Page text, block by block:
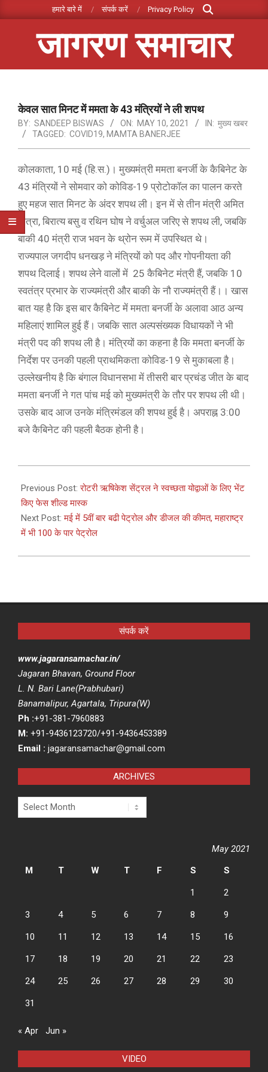
to
हमारे बारे में संपर्क करें Privacy Policy
Search
जागरण समाचार
Menuकेवल सात मिनट में ममता के 43 मंत्रियों ने ली शपथ
BY: SANDEEP BISWAS ON: MAY 10, 2021 IN: मुख्य खबर
TAGGED: COVID19, MAMTA BANERJEE
कोलकाता, 10 मई (हि.स.)। मुख्यमंत्री ममता बनर्जी के कैबिनेट के
43 मंत्रियों ने सोमवार को कोविड-19 प्रोटोकॉल का पालन करते
हुए महज सात मिनट के अंदर शपथ ली। इन में से तीन मंत्री अमित
मित्रा, बिरात्य बसु व रथिन घोष ने वर्चुअल जरिए से शपथ ली, जबकि
बाकी 40 मंत्री राज भवन के थ्रोन रूम में उपस्थित थे।
राज्यपाल जगदीप धनखड़ ने मंत्रियों को पद और गोपनीयता की
शपथ दिलाई। शपथ लेने वालों में 25 कैबिनेट मंत्री हैं, जबकि 10
स्वतंत्र प्रभार के राज्यमंत्री और बाकी के नौ राज्यमंत्री हैं।। खास
बात यह है कि इस बार कैबिनेट में ममता बनर्जी के अलावा आठ अन्य
महिलाएं शामिल हुई हैं। जबकि सात अल्पसंख्यक विधायकों ने भी
मंत्री पद की शपथ ली है। मंत्रियों का कहना है कि ममता बनर्जी के
निर्देश पर उनकी पहली प्राथमिकता कोविड-19 से मुकाबला है।
उल्लेखनीय है कि बंगाल विधानसभा में तीसरी बार प्रचंड जीत के बाद
ममता बनर्जी ने गत पांच मई को मुख्यमंत्री के तौर पर शपथ ली थी।
उसके बाद आज उनके मंत्रिमंडल की शपथ हुई है। अपराह्न 3:00
बजे कैबिनेट की पहली बैठक होनी है।
05-
10
Previous Post:रोटरी ऋषिकेश सेंट्रल ने स्वच्छता योद्वाओं के लिए भेंट
किए फेस शील्ड मास्क
Next Post:मई में 5वीं बार बढी पेट्रोल और डीजल की कीमत, महाराष्ट्र
में भी 100 के पार पेट्रोल
संपर्क करें
www.jagaransamachar.in/
Jagaran Bhavan, Ground Floor
L. N. Bari Lane(Prabhubari)
Banamalipur, Agartala, Tripura(W)
Ph :+91-381-7960883
M: +91-9436123720/+91-9436453389
Email : jagaransamachar@gmail.com
ARCHIVES
Archives
May 2021
M
T W T F S S
1 2
3 4 5 6 7 8 9
10 11 12 13 14 15 16
17 18 19 20 21 22 23
24 25 26 27 28 29 30
31
« Apr Jun »
VIDEO